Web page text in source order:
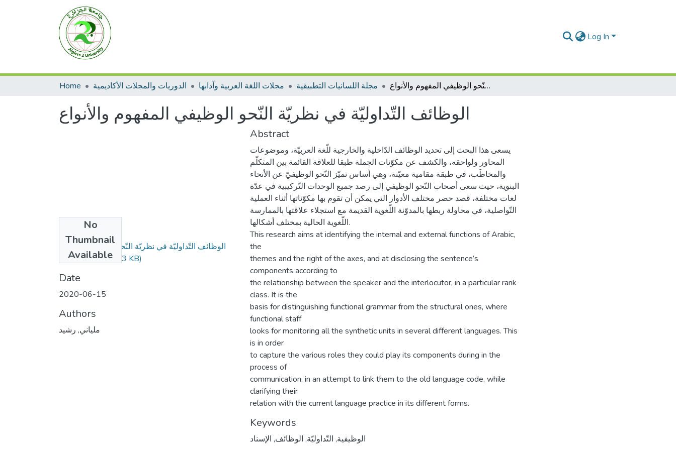
Log In
Home الدوريات والمجلات الأكاديمية مجلات اللغة العربية وآدابها مجلة اللسانيات التطبيقية الوظائف التّداوليّة في نظريّة النّحو الوظيفي المفهوم والأنواع
الوظائف التّداوليّة في نظريّة النّحو الوظيفي المفهوم والأنواع
No
Thumbnail
Available
الوظائف التّداوليّة في نظريّة النّحو الوظيفي المفهوم
والأنواع.pdf(559.83 KB)
Date
2020-06-15
Authors
ملياني, رشيد
Abstract
يسعى هذا البحث إلى تحديد الوظائف الدّاخلية والخارجية للّغة العربيّة، وموضوعات
المحاور ولواحقه، والكشف عن مكوّنات الجملة طبقا للعلاقة القائمة بين المتكلّم
والمخاطَب، في طبقة مقامية معيّنة، وهي أساس تميّز النّحو الوظيفيّ عن الأنحاء
البنوية، حيث سعى أصحاب النّحو الوظيفي إلى رصد جميع الوحدات التّركيبية في عدّة
لغات مختلفة، قصد حصر مختلف الأدوار التي يمكن أن تقوم بها مكوّناتها أثناء العملية
التّواصلية، في محاولة ربطها بالمدوّنة اللّغوية القديمة مع استجلاء علاقتها بالممارسة
اللّغوية الحالية بمختلف أشكالها.
This research aims at identifying the internal and external functions of Arabic,
the
themes and the right of the axes, and at disclosing the sentence’s
components according to
the relationship between the speaker and the interlocutor, in a particular rank
class. It is the
basis for distinguishing functional grammar from the structural ones, where
functional staff
looks for monitoring all the synthetic units in several different languages. This
is in order
to capture the various roles they could play its components during in the
process of
communication, in an attempt to link them to the old language code, while
clarifying their
relation with the current language practice in its different forms.
Keywords
الوظيفية, التّداوليّة, الوظائف, الإسناد